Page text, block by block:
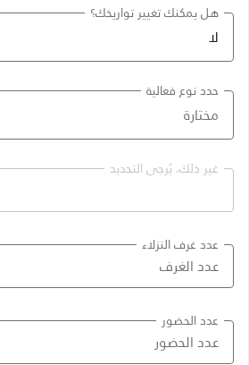
هل يمكنك تغيير تواريخك؟
حدد نوع فعالية
غير ذلك، يُرجى التحديد
عدد غرف النزلاء
عدد الحضور